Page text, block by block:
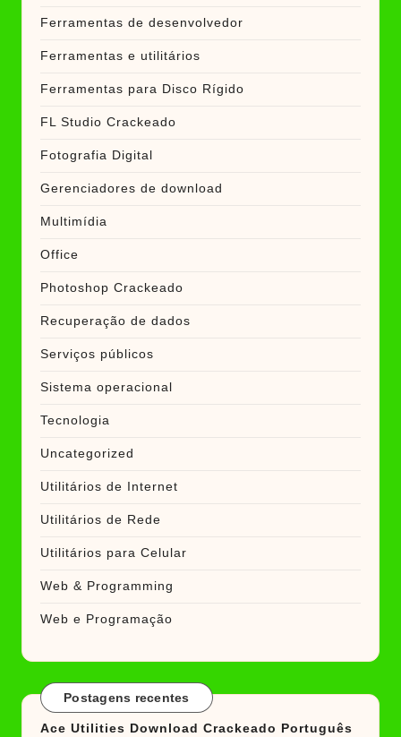
Ferramentas de desenvolvedor
Ferramentas e utilitários
Ferramentas para Disco Rígido
FL Studio Crackeado
Fotografia Digital
Gerenciadores de download
Multimídia
Office
Photoshop Crackeado
Recuperação de dados
Serviços públicos
Sistema operacional
Tecnologia
Uncategorized
Utilitários de Internet
Utilitários de Rede
Utilitários para Celular
Web & Programming
Web e Programação
Postagens recentes
Ace Utilities Download Crackeado Português